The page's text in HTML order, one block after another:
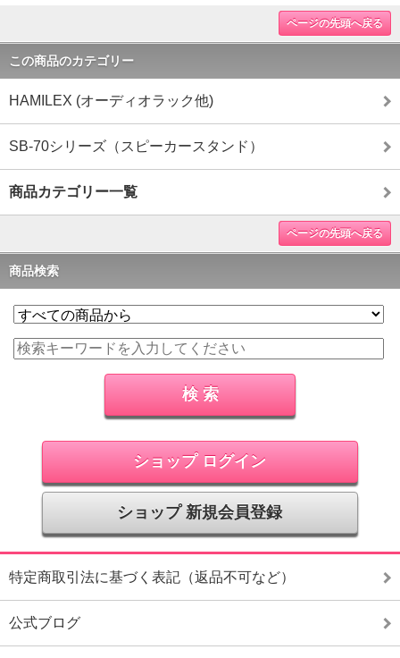
ページの先頭へ戻る
この商品のカテゴリー
HAMILEX (オーディオラック他)
SB-70シリーズ（スピーカースタンド）
商品カテゴリー一覧
ページの先頭へ戻る
商品検索
ショップ ログイン
ショップ 新規会員登録
特定商取引法に基づく表記（返品不可など）
公式ブログ